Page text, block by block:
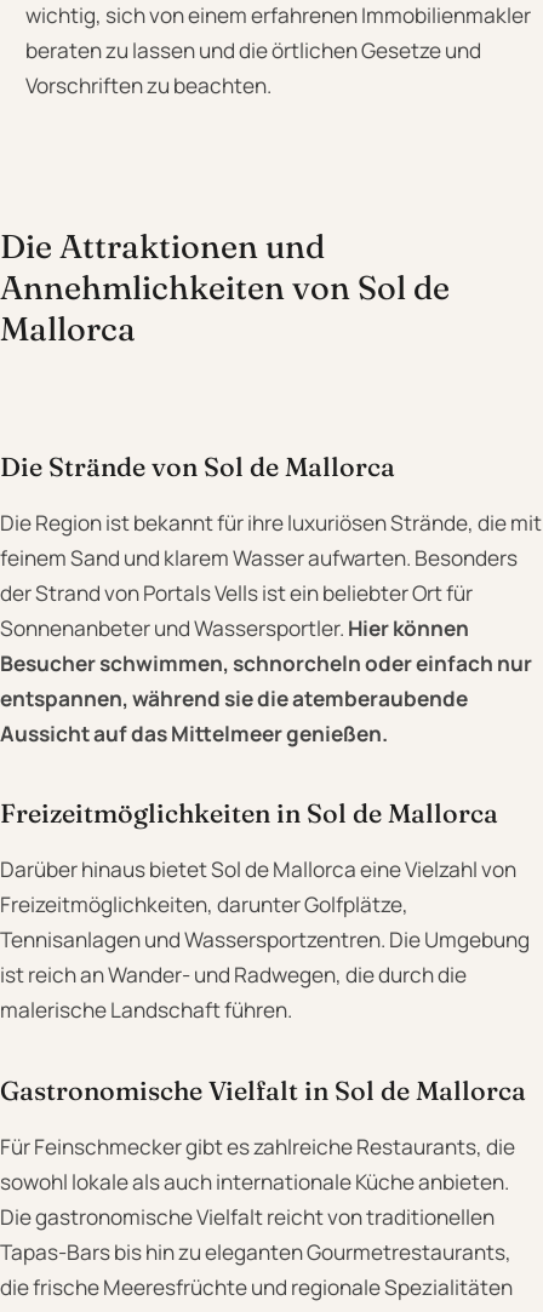
wichtig, sich von einem erfahrenen Immobilienmakler
beraten zu lassen und die örtlichen Gesetze und
Vorschriften zu beachten.
Die Attraktionen und
Annehmlichkeiten von Sol de
Mallorca
Die Strände von Sol de Mallorca
Die Region ist bekannt für ihre luxuriösen Strände, die mit
feinem Sand und klarem Wasser aufwarten. Besonders
der Strand von Portals Vells ist ein beliebter Ort für
Sonnenanbeter und Wassersportler. Hier können
Besucher schwimmen, schnorcheln oder einfach nur
entspannen, während sie die atemberaubende
Aussicht auf das Mittelmeer genießen.
Freizeitmöglichkeiten in Sol de Mallorca
Darüber hinaus bietet Sol de Mallorca eine Vielzahl von
Freizeitmöglichkeiten, darunter Golfplätze,
Tennisanlagen und Wassersportzentren. Die Umgebung
ist reich an Wander- und Radwegen, die durch die
malerische Landschaft führen.
Gastronomische Vielfalt in Sol de Mallorca
Für Feinschmecker gibt es zahlreiche Restaurants, die
sowohl lokale als auch internationale Küche anbieten.
Die gastronomische Vielfalt reicht von traditionellen
Tapas-Bars bis hin zu eleganten Gourmetrestaurants,
die frische Meeresfrüchte und regionale Spezialitäten